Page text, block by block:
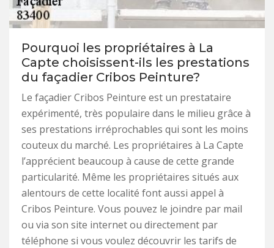
Pourquoi les propriétaires à La
Capte choisissent-ils les prestations
du façadier Cribos Peinture?
Le façadier Cribos Peinture est un prestataire
expérimenté, très populaire dans le milieu grâce à
ses prestations irréprochables qui sont les moins
couteux du marché. Les propriétaires à La Capte
l’apprécient beaucoup à cause de cette grande
particularité. Même les propriétaires situés aux
alentours de cette localité font aussi appel à
Cribos Peinture. Vous pouvez le joindre par mail
ou via son site internet ou directement par
téléphone si vous voulez découvrir les tarifs de